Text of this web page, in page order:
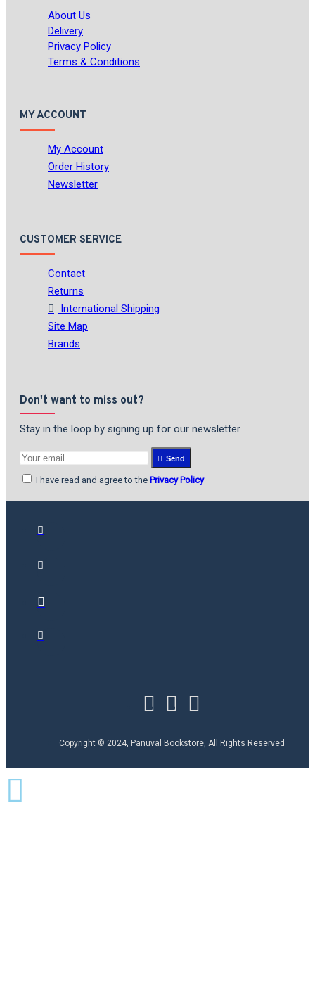
About Us
Delivery
Privacy Policy
Terms & Conditions
MY ACCOUNT
My Account
Order History
Newsletter
CUSTOMER SERVICE
Contact
Returns
International Shipping
Site Map
Brands
Don't want to miss out?
Stay in the loop by signing up for our newsletter
Send
I have read and agree to the Privacy Policy
Copyright © 2024, Panuval Bookstore, All Rights Reserved